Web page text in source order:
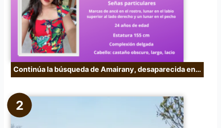
Continúa la búsqueda de Amairany, desaparecida en…